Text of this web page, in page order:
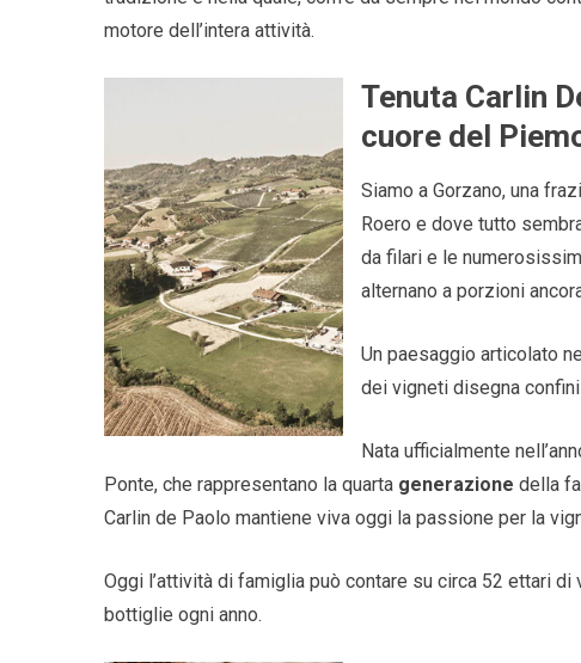
motore dell’intera attività.
Tenuta Carlin
cuore del
Siamo a Gorzano, una
Roero e dove tutto
da filari e le
alternano a porzioni
Un paesaggio articolato
dei vigneti disegna
Nata ufficialmente
Ponte, che rappresentano la quarta generazione della
Carlin de Paolo mantiene viva oggi la passione per la
Oggi l’attività di famiglia può contare su circa 52 ettari
bottiglie ogni anno.